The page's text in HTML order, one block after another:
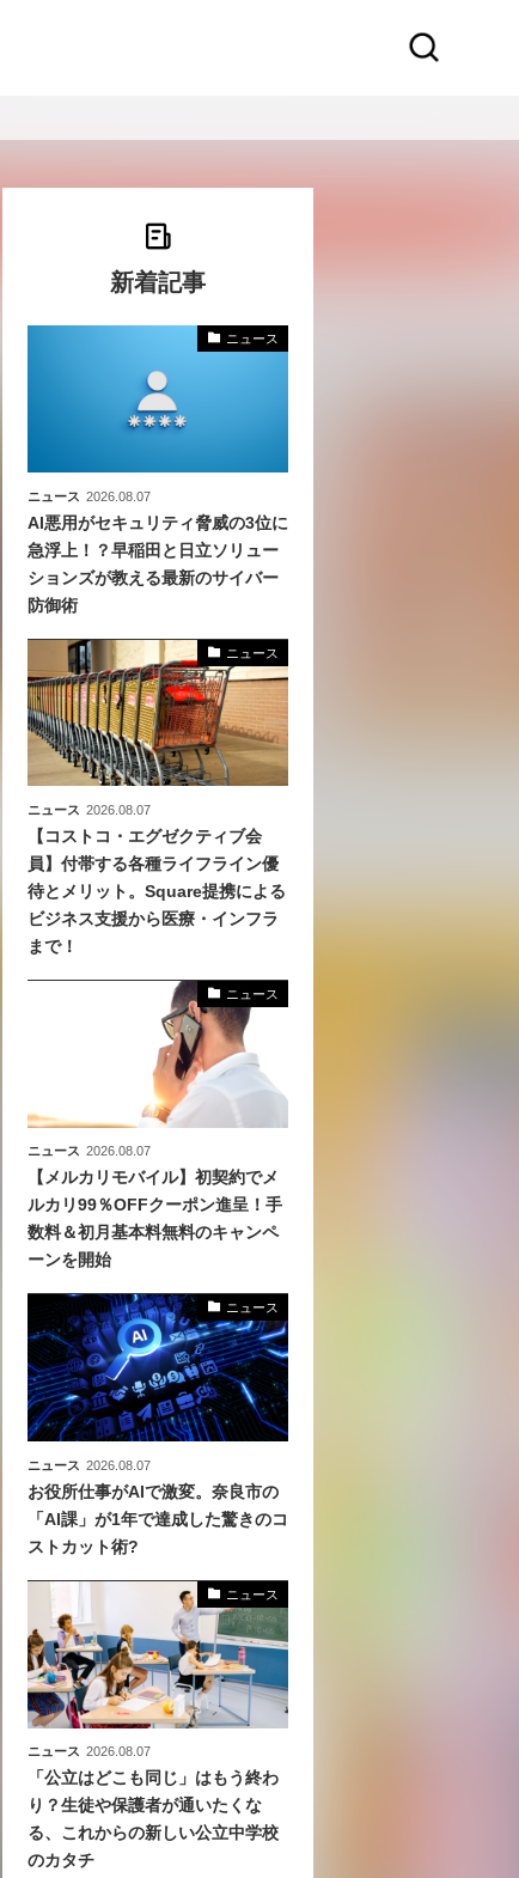
新着記事
ニュース
ニュース 2026.08.07
AI悪用がセキュリティ脅威の3位に
急浮上！？早稲田と日立ソリュー
ションズが教える最新のサイバー
防御術
ニュース
ニュース 2026.08.07
【コストコ・エグゼクティブ会
員】付帯する各種ライフライン優
待とメリット。Square提携による
ビジネス支援から医療・インフラ
まで！
ニュース
ニュース 2026.08.07
【メルカリモバイル】初契約でメ
ルカリ99％OFFクーポン進呈！手
数料＆初月基本料無料のキャンペ
ーンを開始
ニュース
ニュース 2026.08.07
お役所仕事がAIで激変。奈良市の
「AI課」が1年で達成した驚きのコ
ストカット術?
ニュース
ニュース 2026.08.07
「公立はどこも同じ」はもう終わ
り？生徒や保護者が通いたくな
る、これからの新しい公立中学校
のカタチ